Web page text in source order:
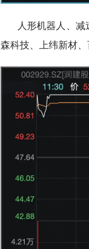
人形机器人、
森科技、上纬新材、